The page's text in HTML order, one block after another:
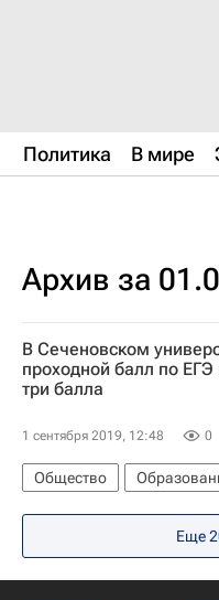
Политика В мире
Архив за
В Сеченовском
проходной балл по
три балла
1 сентября 2019, 12:48 0
Общество
Москва
Первый МГМУ
Еще